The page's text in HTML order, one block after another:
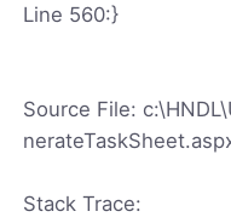
Line 560:}
Source File:
Stack Trace: